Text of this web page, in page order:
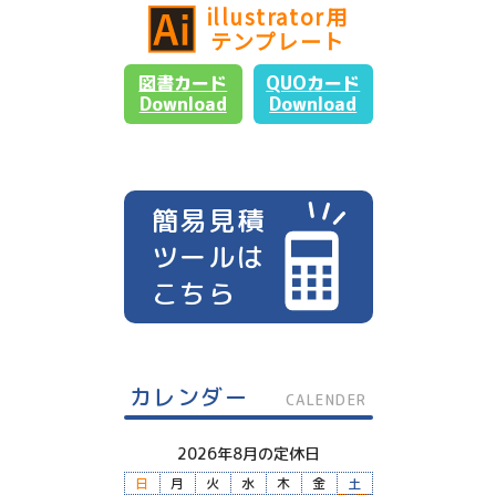
illustrator用
テンプレート
図書カード
Download
QUOカード
Download
簡易見積
ツールは
こちら
CALENDER
カレンダー
2026年8月の定休日
日 月 火 水 木 金 土